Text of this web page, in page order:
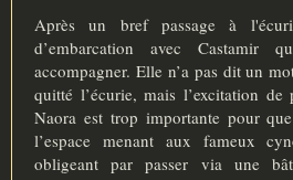
g
e
Après un bref passage à
d’embarcation avec
accompagner. Elle n’a pas dit un
quitté l’écurie, mais l’excitation de
Naora est trop importante pour
l’espace menant aux fameux
obligeant par passer via une